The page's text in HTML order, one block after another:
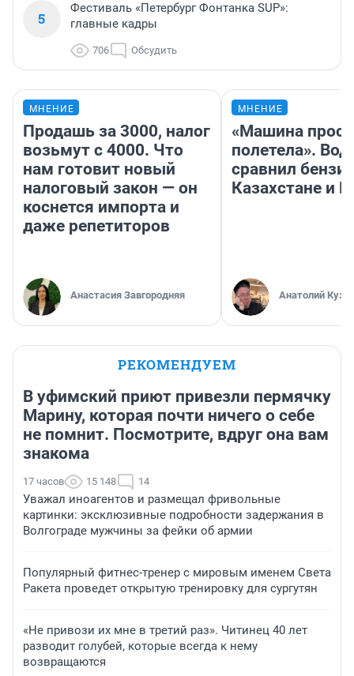
5
Фестиваль «Петербург Фонтанка SUP»:
главные кадры
706 Обсудить
МНЕНИЕ
Продашь за 3000, налог
возьмут с 4000. Что
нам готовит новый
налоговый закон — он
коснется импорта и
даже репетиторов
Анастасия Завгородняя
МНЕНИЕ
«Машина
полетела».
сравнил
Казахстане и
Анатолий
РЕКОМЕНДУЕМ
В уфимский приют привезли пермячку
Марину, которая почти ничего о себе
не помнит. Посмотрите, вдруг она вам
знакома
17 часов 15 148 14
Уважал иноагентов и размещал фривольные
картинки: эксклюзивные подробности задержания в
Волгограде мужчины за фейки об армии
Популярный фитнес-тренер с мировым именем Света
Ракета проведет открытую тренировку для сургутян
«Не привози их мне в третий раз». Читинец 40 лет
разводит голубей, которые всегда к нему
возвращаются